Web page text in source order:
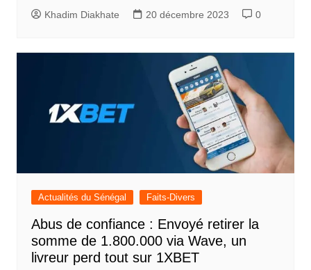
Khadim Diakhate 20 décembre 2023 0
Actualités du Sénégal Faits-Divers
Abus de confiance : Envoyé retirer la
somme de 1.800.000 via Wave, un
livreur perd tout sur 1XBET